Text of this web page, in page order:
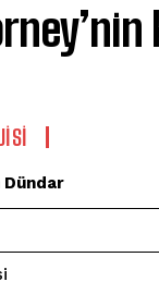
Dündar